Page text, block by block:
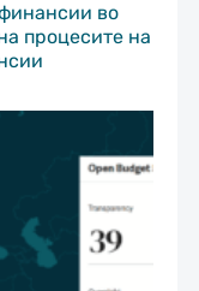
во
процесите на